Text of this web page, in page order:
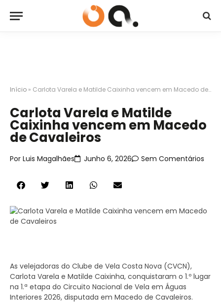
Início » Carlota Varela e Matilde Caixinha vencem em Macedo de Cavaleiros
Carlota Varela e Matilde
Caixinha vencem em Macedo
de Cavaleiros
Por Luis Magalhães Junho 6, 2026 Sem Comentários
As velejadoras do Clube de Vela Costa Nova (CVCN),
Carlota Varela e Matilde Caixinha, conquistaram o 1.º lugar
na 1.ª etapa do Circuito Nacional de Vela em Águas
Interiores 2026, disputada em Macedo de Cavaleiros.